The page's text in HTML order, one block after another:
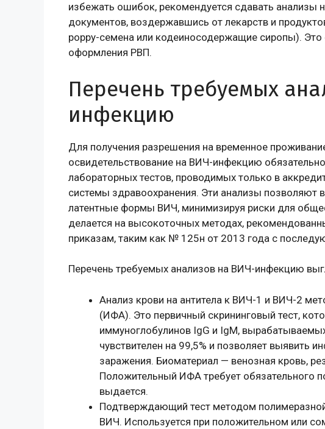
избежать ошибок, рекомендуется сдавать анализы
документов, воздержавшись от лекарств и
poppy-семена или кодеиносодержащие сиропы). Это
оформления РВП.
Перечень требуемых
инфекцию
Для получения разрешения на временное
освидетельствование на ВИЧ-инфекцию
лабораторных тестов, проводимых только в
системы здравоохранения. Эти анализы позволяют
латентные формы ВИЧ, минимизируя риски для
делается на высокоточных методах,
приказам, таким как № 125н от 2013 года с
Перечень требуемых анализов на ВИЧ-инфекцию
Анализ крови на антитела к ВИЧ-1 и ВИЧ-2
(ИФА). Это первичный скрининговый тест,
иммуноглобулинов IgG и IgM,
чувствителен на 99,5% и позволяет выявить
заражения. Биоматериал — венозная кровь,
Положительный ИФА требует обязательного
выдается.
Подтверждающий тест методом
ВИЧ. Используется при положительном или